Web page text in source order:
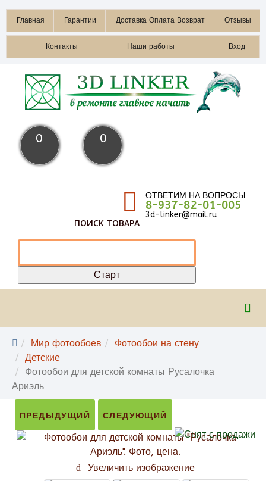
Главная Гарантии Доставка Оплата Возврат Отзывы
Контакты Наши работы Вход
0 0
ОТВЕТИМ НА ВОПРОСЫ
8-937-82-01-005
3d-linker@mail.ru
ПОИСК ТОВАРА
Мир фотообоев
Фотообои на стену
Детские
Фотообои для детской комнаты Русалочка
Ариэль
ПРЕДЫДУЩИЙ СЛЕДУЮЩИЙ
Увеличить изображение